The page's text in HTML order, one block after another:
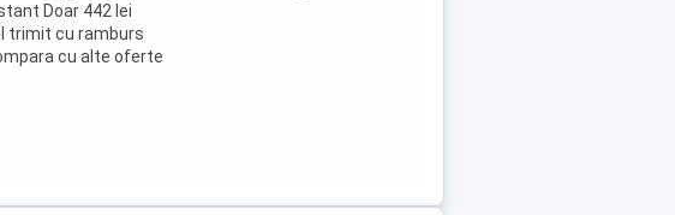
Doar 442 lei
trimit cu ramburs
cu alte oferte